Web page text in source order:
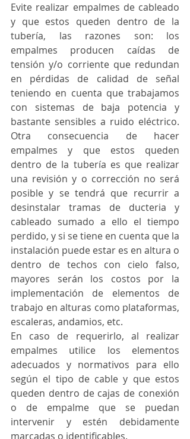
Evite realizar empalmes de cableado
y que estos queden dentro de la
tubería, las razones son: los
empalmes producen caídas de
tensión y/o corriente que redundan
en pérdidas de calidad de señal
teniendo en cuenta que trabajamos
con sistemas de baja potencia y
bastante sensibles a ruido eléctrico.
Otra consecuencia de hacer
empalmes y que estos queden
dentro de la tubería es que realizar
una revisión y o corrección no será
posible y se tendrá que recurrir a
desinstalar tramas de ducteria y
cableado sumado a ello el tiempo
perdido, y si se tiene en cuenta que la
instalación puede estar es en altura o
dentro de techos con cielo falso,
mayores serán los costos por la
implementación de elementos de
trabajo en alturas como plataformas,
escaleras, andamios, etc.
En caso de requerirlo, al realizar
empalmes utilice los elementos
adecuados y normativos para ello
según el tipo de cable y que estos
queden dentro de cajas de conexión
o de empalme que se puedan
intervenir y estén debidamente
marcadas o identificables.